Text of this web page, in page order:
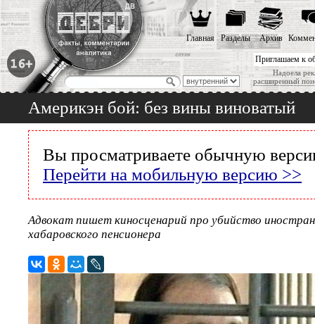
Приглашаем к
Надоела
расширенный
Главная Разделы Архив
Америкэн бой: без вины виноватый
Вы просматриваете обычную
Перейти на мобильную версию >>
Адвокат пишет киносценарий про убийство
хабаровского пенсионера